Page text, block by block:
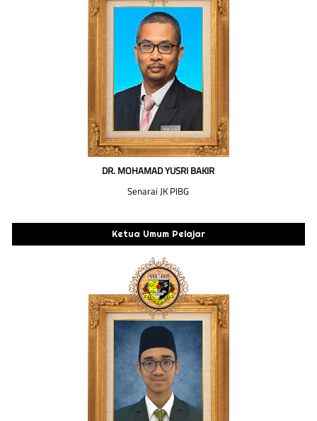
DR. MOHAMAD YUSRI BAKIR
Senarai JK PIBG
Ketua Umum Pelajar